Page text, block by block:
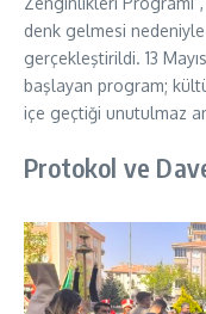
denk gelmesi
gerçekleştirildi. 13
başlayan program;
içe geçtiği unutulmaz
Protokol ve